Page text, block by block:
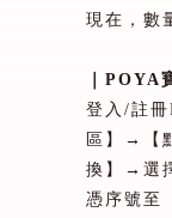
現在，數
POYA
登入 /註冊
區】→【
換】→選
憑序號至